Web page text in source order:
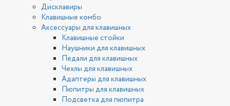
Дисклавиры
Клавишные комбо
Аксессуары для клавишных
Клавишные стойки
Наушники для клавишных
Педали для клавишных
Чехлы для клавишных
Адаптеры для клавишных
Пюпитры для клавишных
Подсветка для пюпитра